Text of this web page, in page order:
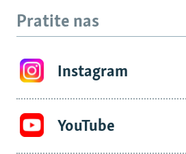
Pratite nas
Instagram
YouTube